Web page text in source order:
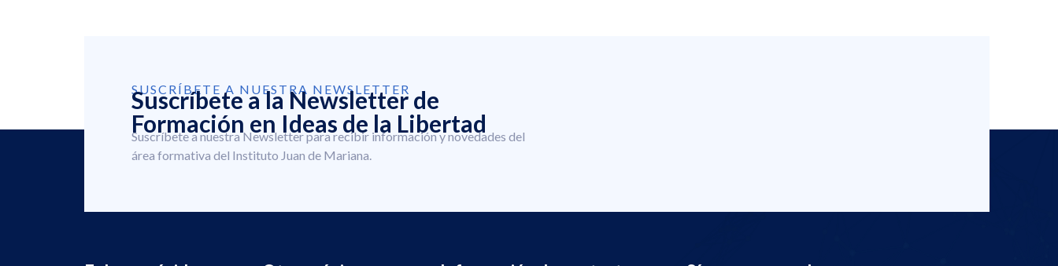
SUSCRÍBETE A NUESTRA NEWSLETTER
Suscríbete a la Newsletter de
Formación en Ideas de la Libertad
Suscríbete a nuestra Newsletter para recibir información y novedades del
área formativa del Instituto Juan de Mariana.